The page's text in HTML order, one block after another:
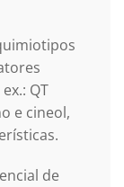
QT
e cineol,
de